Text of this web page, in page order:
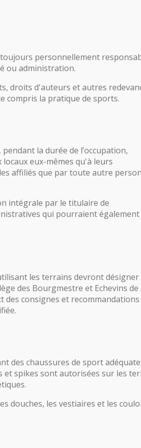
personnellement
ou administration.
droits d'auteurs et autres
compris la pratique de sports.
la durée de l’occupation,
eux-mêmes qu'à leurs
affiliés que par toute autre
intégrale par le titulaire de
qui pourraient
les terrains devront désigner
des Bourgmestre et Echevins de
consignes et recommandations
des chaussures de sport
et spikes sont autorisées sur les
douches, les vestiaires et les